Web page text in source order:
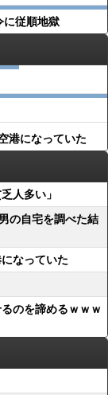
に従順地獄
港になっていた
人多い」
の自宅を調べた結
なっていた
のを諦めるｗｗｗ